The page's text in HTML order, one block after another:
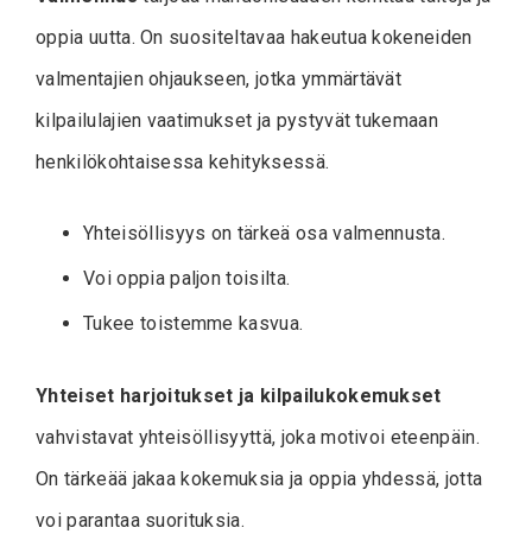
oppia uutta. On suositeltavaa hakeutua kokeneiden
valmentajien ohjaukseen, jotka ymmärtävät
kilpailulajien vaatimukset ja pystyvät tukemaan
henkilökohtaisessa kehityksessä.
Yhteisöllisyys on tärkeä osa valmennusta.
Voi oppia paljon toisilta.
Tukee toistemme kasvua.
Yhteiset harjoitukset ja kilpailukokemukset
vahvistavat yhteisöllisyyttä, joka motivoi eteenpäin.
On tärkeää jakaa kokemuksia ja oppia yhdessä, jotta
voi parantaa suorituksia.